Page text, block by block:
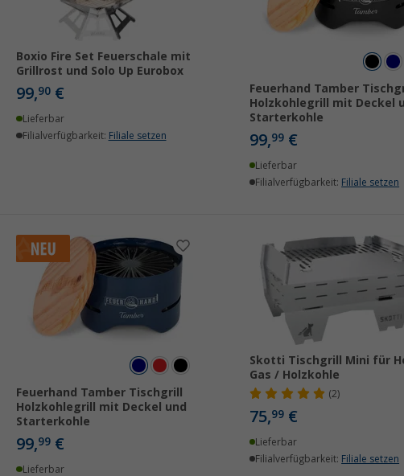
Boxio Fire Set Feuerschale mit
Grillrost und Solo Up Eurobox
99,90 €
Lieferbar
Filialverfügbarkeit: Filiale setzen
Feuerhand Tamber
Holzkohlegrill mit Deckel
Starterkohle
99,99€
Lieferbar
Filialverfügbarkeit: Filiale setzen
Feuerhand Tamber Tischgrill
Holzkohlegrill mit Deckel und
Starterkohle
99,99 €
Lieferbar
Skotti Tischgrill Mini für
Gas / Holzkohle
(2)
75,99€
Lieferbar
Filialverfügbarkeit: Filiale setzen